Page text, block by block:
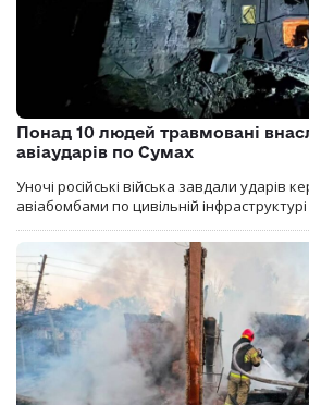
Понад 10 людей травмовані
авіаударів по Сумах
Уночі російські війська завдали ударів
авіабомбами по цивільній інфраструктурі